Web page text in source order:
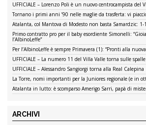
UFFICIALE – Lorenzo Poli è un nuovo centrocampista del
Tornano i primi anni ’90 nelle maglie da trasferta: vi
Atalanta, col Mantova di Modesto non basta Samardzic: 1-1
Primo contratto pro per il baby esordiente Simonelli:
l’AlbinoLeffe”
Per l’AlbinoLeffe è sempre Primavera (1): “Pronti alla
UFFICIALE – La numero 11 del Villa Valle torna sulle
UFFICIALE – Alessandro Sangiorgi torna alla Real Calepina
La Torre, nomi importanti per la Juniores regionale (e in
Atalanta in lutto: è scomparso Amerigo Sarri, papà di
ARCHIVI